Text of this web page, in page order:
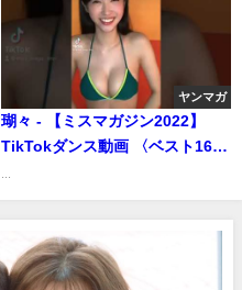
ヤンマガ
瑚々 - 【ミスマガジン2022】
TikTokダンス動画 〈ベスト16
月21日） | 講談社ヤンマガchさ
んより